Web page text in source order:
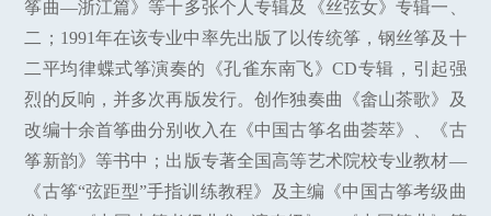
筝曲—浙江篇》等十多张个人专辑及《丝弦女》专辑一、
二；1991年在该专业中率先出版了以传统筝，钢丝筝及十
二平均律蝶式筝演奏的《孔雀东南飞》CD专辑，引起强
烈的反响，并多次再版发行。创作独奏曲《畲山茶歌》及
改编十余首筝曲分别收入在《中国古筝名曲荟萃》、《古
筝新韵》等书中；出版专著全国高等艺术院校专业教材—
《古筝“弦距型”手指训练教程》及主编《中国古筝考级曲